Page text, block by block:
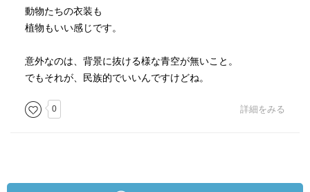
動物たちの衣装も
植物もいい感じです。
意外なのは、背景に抜ける様な青空が無いこと。
でもそれが、民族的でいいんですけどね。
0 詳細をみる